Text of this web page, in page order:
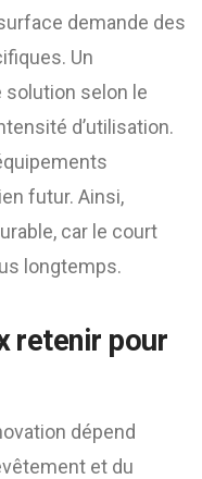
demande des
Un
selon le
d’utilisation.
futur. Ainsi,
car le court
longtemps.
retenir pour
dépend
et du